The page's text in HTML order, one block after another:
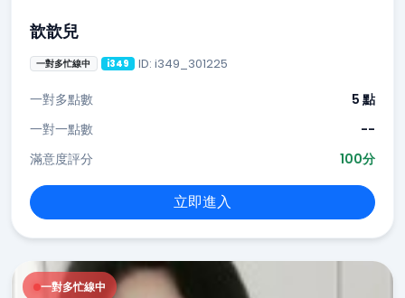
歆歆兒
一對多忙線中 i349 ID: i349_301225
一對多點數
5 點
一對一點數
--
滿意度評分
100分
立即進入
一對多忙線中